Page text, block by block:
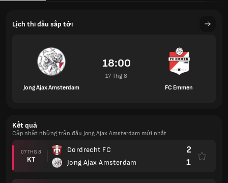
Lịch thi đấu sắp tới
Jong Ajax Amsterdam
18:00
17 Thg 8
FC Emmen
Kết quả
Cập nhật những trận đấu Jong Ajax Amsterdam mới nhất
07 THG 8
KT
Dordrecht FC
Jong Ajax Amsterdam
2
1